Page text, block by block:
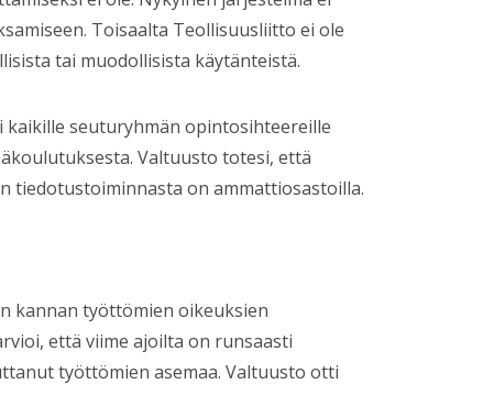
Toisaalta Teollisuusliitto ei ole
tai muodollisista käytänteistä.
seuturyhmän opintosihteereille
Valtuusto totesi, että
tiedotustoiminnasta on ammattiosastoilla.
kannan työttömien oikeuksien
että viime ajoilta on runsaasti
työttömien asemaa. Valtuusto otti